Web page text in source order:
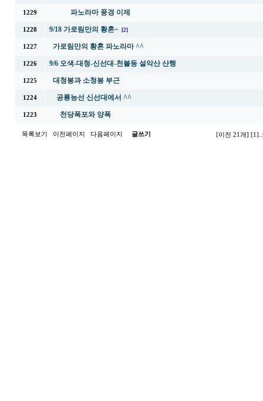
1229 파노라마 풍경 이제
1228 9/18 가로림만의 황혼~ [2]
1227 가로림만의 황혼 파노라마 ^^
1226 9/6 오색-대청-신선대-천불동 설악산 산행
1225 대청봉과 소청봉 부근
1224 공룡능선 신선대에서 ^^
1223 천당폭포와 양폭
목록보기 이전페이지 다음페이지 글쓰기 [이전 21개] [1]